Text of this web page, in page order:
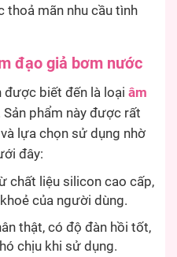
mãn nhu cầu tình
đạo giả bơm nước
biết đến là loại âm
phẩm này được rất
lựa chọn sử dụng nhờ
đây:
chất liệu silicon cao cấp,
của người dùng.
thật, có độ đàn hồi tốt,
chịu khi sử dụng.